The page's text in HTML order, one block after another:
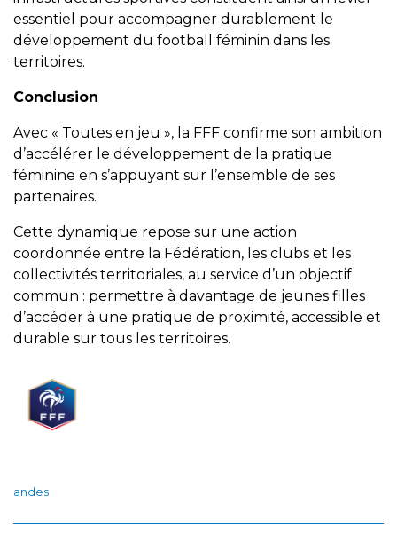
essentiel pour accompagner durablement le
développement du football féminin dans les
territoires.
Conclusion
Avec « Toutes en jeu », la FFF confirme son ambition
d’accélérer le développement de la pratique
féminine en s’appuyant sur l’ensemble de ses
partenaires.
Cette dynamique repose sur une action
coordonnée entre la Fédération, les clubs et les
collectivités territoriales, au service d’un objectif
commun : permettre à davantage de jeunes filles
d’accéder à une pratique de proximité, accessible et
durable sur tous les territoires.
andes